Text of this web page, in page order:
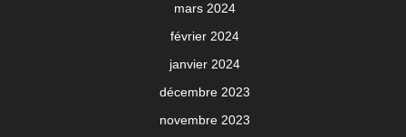
mars 2024
février 2024
janvier 2024
décembre 2023
novembre 2023